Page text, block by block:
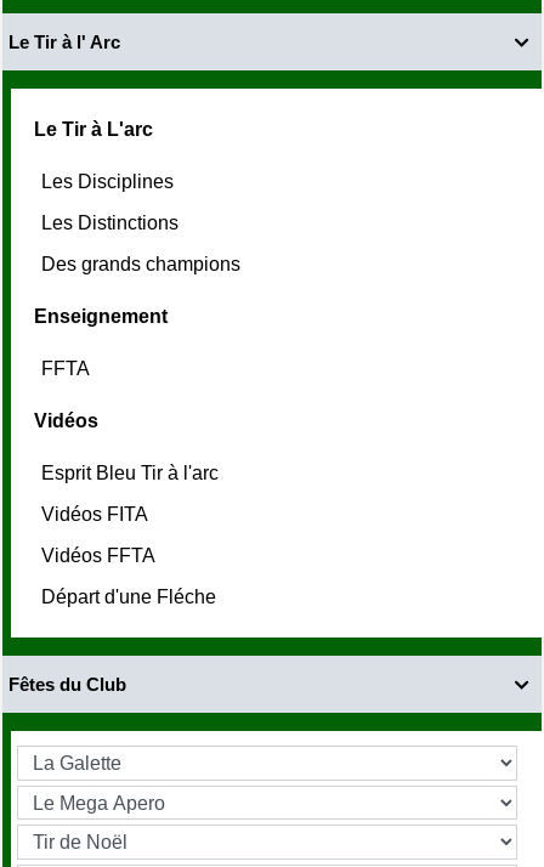

Le Tir à l' Arc
Le Tir à L'arc
Les Disciplines
Les Distinctions
Des grands champions
Enseignement
FFTA
Vidéos
Esprit Bleu Tir à l'arc
Vidéos FITA
Vidéos FFTA
Départ d'une Fléche

Fêtes du Club